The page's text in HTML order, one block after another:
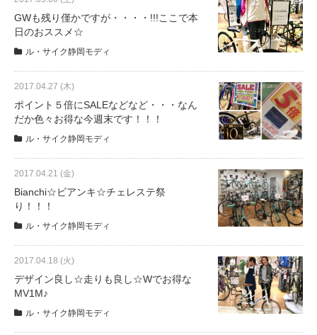
GWも残り僅かですが・・・・!!!ここで本
日のおススメ☆
ル・サイク静岡モディ
2017.04.27 (木)
ポイント５倍にSALEなどなど・・・なん
だか色々お得な今週末です！！！
ル・サイク静岡モディ
2017.04.21 (金)
Bianchi☆ビアンキ☆チェレステ祭
り！！！
ル・サイク静岡モディ
2017.04.18 (火)
デザイン良し☆走りも良し☆Wでお得な
MV1M♪
ル・サイク静岡モディ